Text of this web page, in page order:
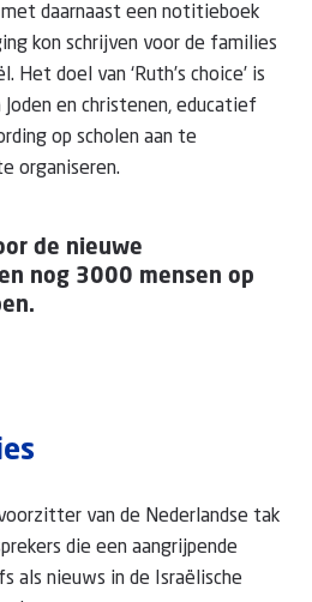
daarnaast een notitieboek
kon schrijven voor de families
Het doel van ‘Ruth’s choice’ is
en christenen, educatief
op scholen aan te
organiseren.
de nieuwe
nog 3000 mensen op
van de Nederlandse tak
die een aangrijpende
als nieuws in de Israëlische